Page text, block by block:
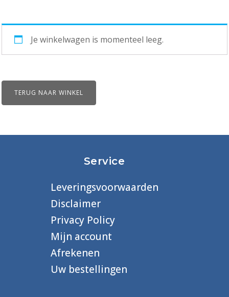
beschikbaar
op
aantal
Je winkelwagen is momenteel leeg.
TERUG NAAR WINKEL
Service
Leveringsvoorwaarden
Disclaimer
Privacy Policy
Mijn account
Afrekenen
Uw bestellingen